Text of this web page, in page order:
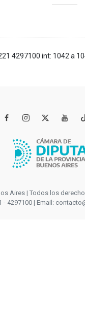
4297100 int: 1042 a
 
Aires | Todos los
- 4297100 | Email: